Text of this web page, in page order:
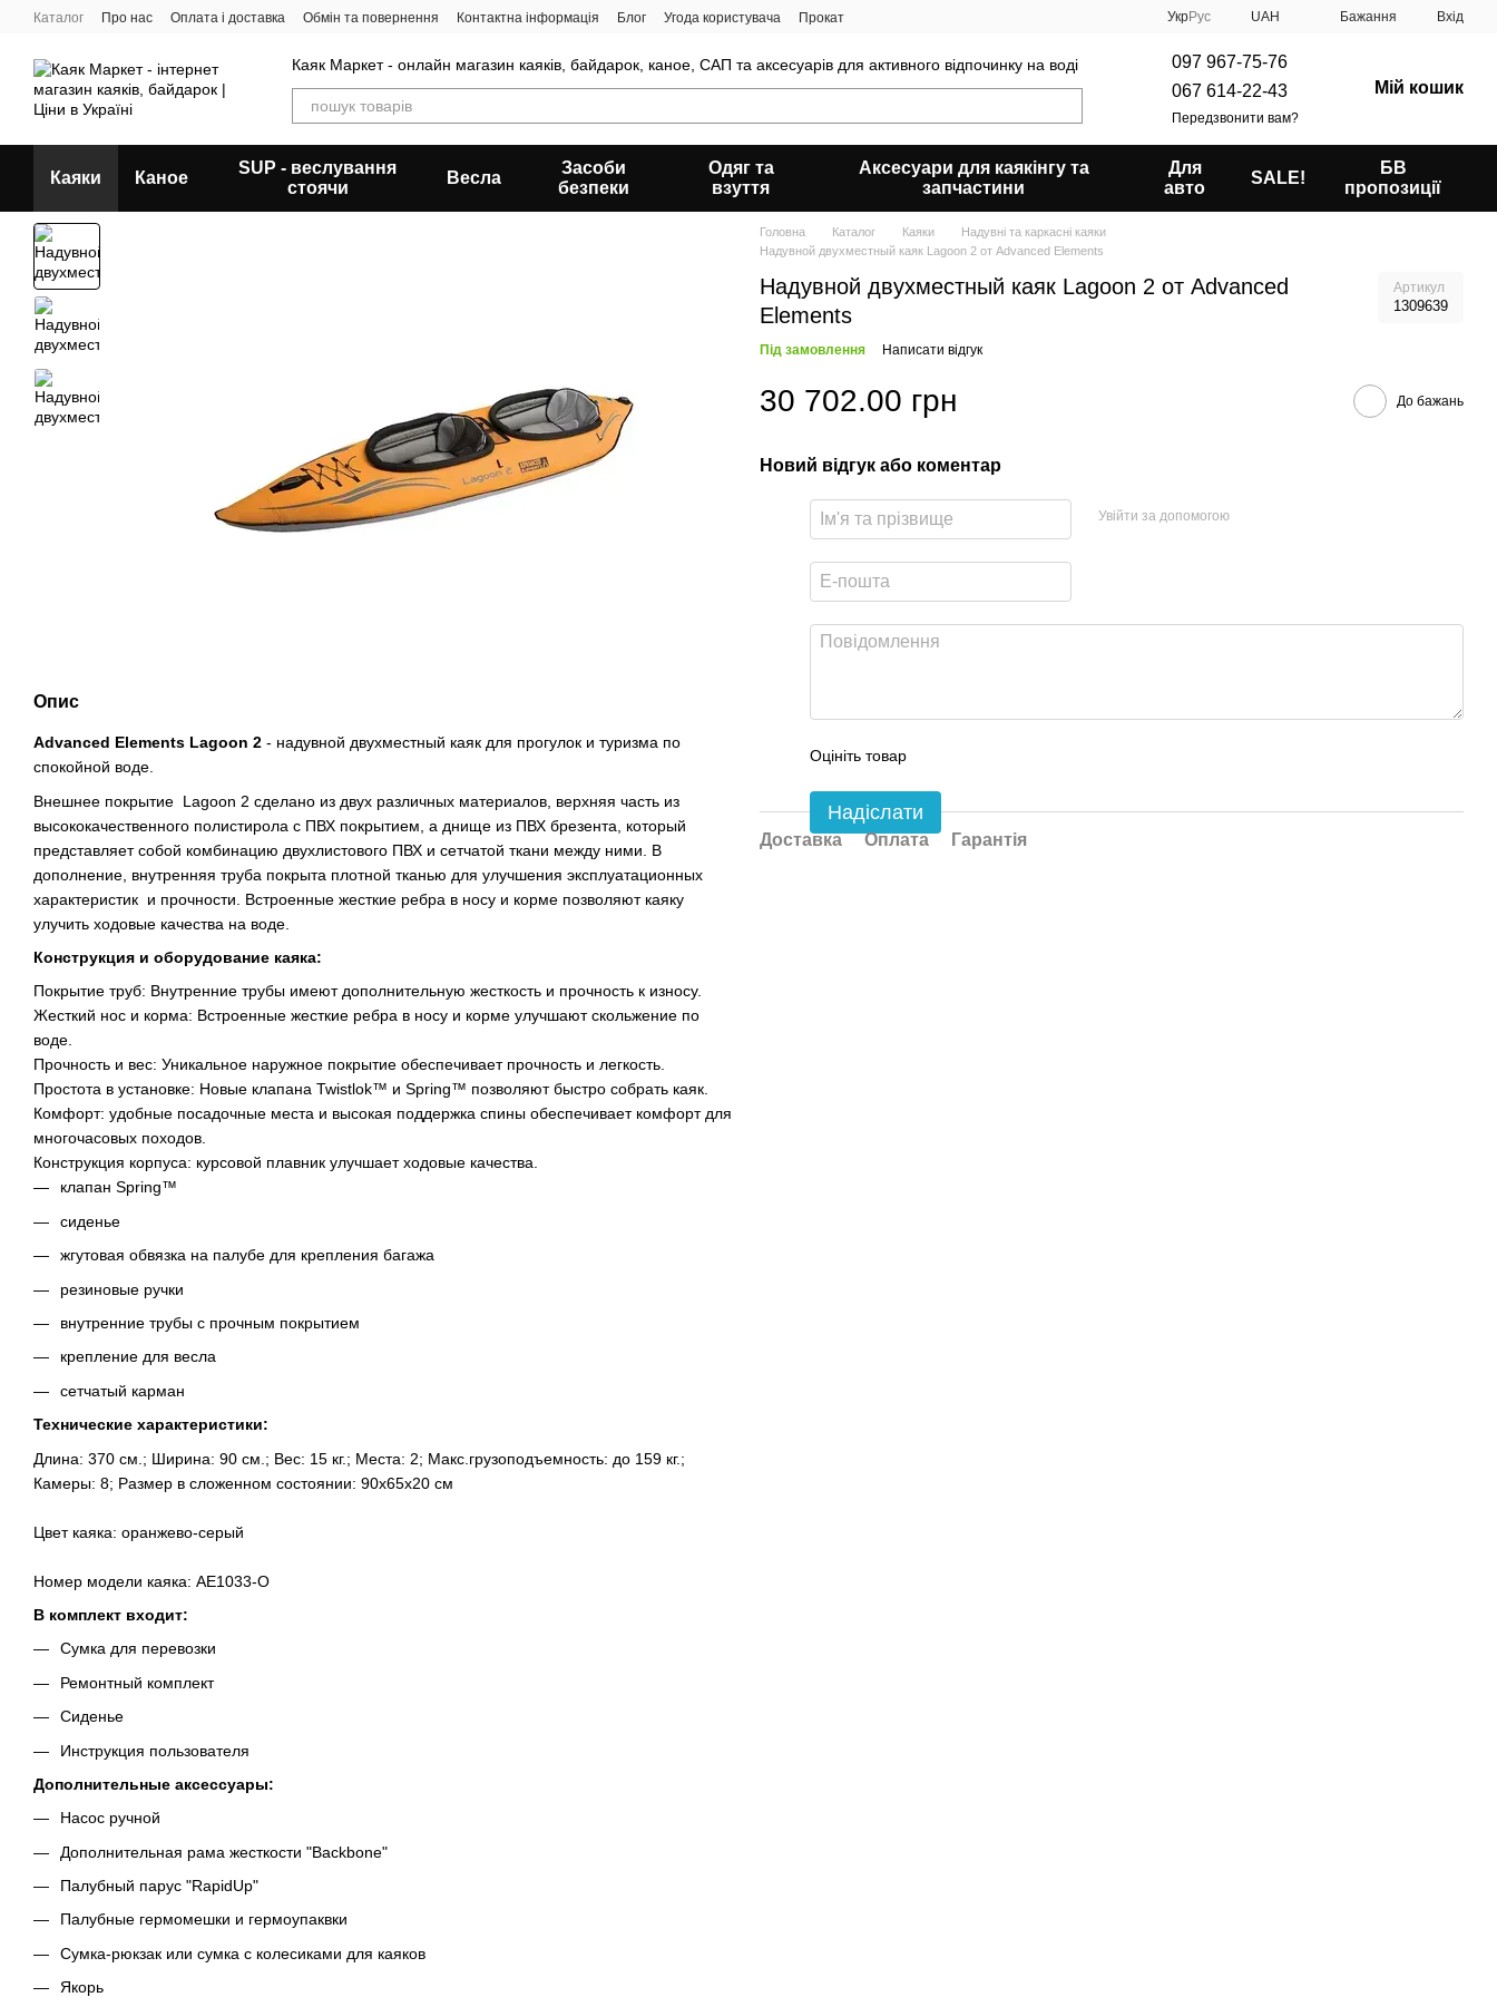
Перейти до основного контенту
Каталог Про нас Оплата і доставка Обмін та повернення Контактна інформація Блог Угода користувача Прокат УкрРус UAH Бажання Вхід
Каяк Маркет - онлайн магазин каяків, байдарок, каное, САП та аксесуарів для активного відпочинку на воді
097 967-75-76
067 614-22-43
Передзвонити вам?
Мій кошик
Каяки Каное
SUP - веслування
стоячи
Весла
Засоби
безпеки
Одяг та
взуття
Аксесуари для каякінгу та
запчастини
Для
авто
SALE!
БВ
пропозиції
Опис
Advanced Elements Lagoon 2 - надувной двухместный каяк для прогулок и туризма по
спокойной воде.
Внешнее покрытие Lagoon 2 сделано из двух различных материалов, верхняя часть из
высококачественного полистирола с ПВХ покрытием, а днище из ПВХ брезента, который
представляет собой комбинацию двухлистового ПВХ и сетчатой ткани между ними. В
дополнение, внутренняя труба покрыта плотной тканью для улучшения эксплуатационных
характеристик и прочности. Встроенные жесткие ребра в носу и корме позволяют каяку
улучить ходовые качества на воде.
Конструкция и оборудование каяка:
Покрытие труб: Внутренние трубы имеют дополнительную жесткость и прочность к износу.
Жесткий нос и корма: Встроенные жесткие ребра в носу и корме улучшают скольжение по
воде.
Прочность и вес: Уникальное наружное покрытие обеспечивает прочность и легкость.
Простота в установке: Новые клапана Twistlok™ и Spring™ позволяют быстро собрать каяк.
Комфорт: удобные посадочные места и высокая поддержка спины обеспечивает комфорт для
многочасовых походов.
Конструкция корпуса: курсовой плавник улучшает ходовые качества.
клапан Spring™
сиденье
жгутовая обвязка на палубе для крепления багажа
резиновые ручки
внутренние трубы с прочным покрытием
крепление для весла
сетчатый карман
Технические характеристики:
Длина: 370 см.; Ширина: 90 см.; Вес: 15 кг.; Места: 2; Макс.грузоподъемность: до 159 кг.;
Камеры: 8; Размер в сложенном состоянии: 90х65х20 см
Цвет каяка: оранжево-серый
Номер модели каяка: АЕ1033-О
В комплект входит:
Сумка для перевозки
Ремонтный комплект
Сиденье
Инструкция пользователя
Дополнительные аксессуары:
Насос ручной
Дополнительная рама жесткости "Backbone"
Палубный парус "RapidUp"
Палубные гермомешки и гермоупаквки
Сумка-рюкзак или сумка с колесиками для каяков
Якорь
Головна Каталог Каяки
Надувні та каркасні каяки
Надувной двухместный каяк Lagoon 2 от Advanced Elements
Надувной двухместный каяк Lagoon 2 от Advanced
Elements
Артикул
1309639
Під замовлення Написати відгук
30 702.00 грн До бажань
Новий відгук або коментар
Увійти за допомогою
Оцініть товар
Надіслати
Доставка Оплата Гарантія